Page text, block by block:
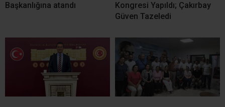
Başkanlığına atandı
Kongresi Yapıldı; Çakırbay
Güven Tazeledi